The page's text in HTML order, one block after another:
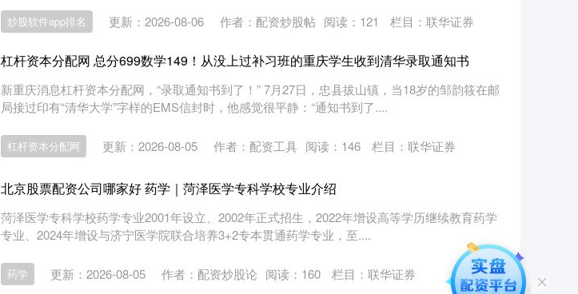
炒股软件app排名 更新：2026-08-06 作者：配资炒股帖 阅读： 121 栏目： 联华证券
杠杆资本分配网 总分699数学149！从没上过补习班的重庆学生收到清华录取通知书
新重庆消息杠杆资本分配网，“录取通知书到了！” 7月27日，忠县拔山镇，当18岁的邹韵筱在邮
局接过印有“清华大学”字样的EMS信封时，他感觉很平静：“通知书到了....
杠杆资本分配网 更新：2026-08-05 作者：配资工具 阅读： 146 栏目： 联华证券
北京股票配资公司哪家好 药学｜菏泽医学专科学校专业介绍
菏泽医学专科学校药学专业2001年设立、2002年正式招生，2022年增设高等学历继续教育药学
专业、2024年增设与济宁医学院联合培养3+2专本贯通药学专业，至....
药学 更新：2026-08-05 作者：配资炒股论 阅读： 160 栏目： 联华证券